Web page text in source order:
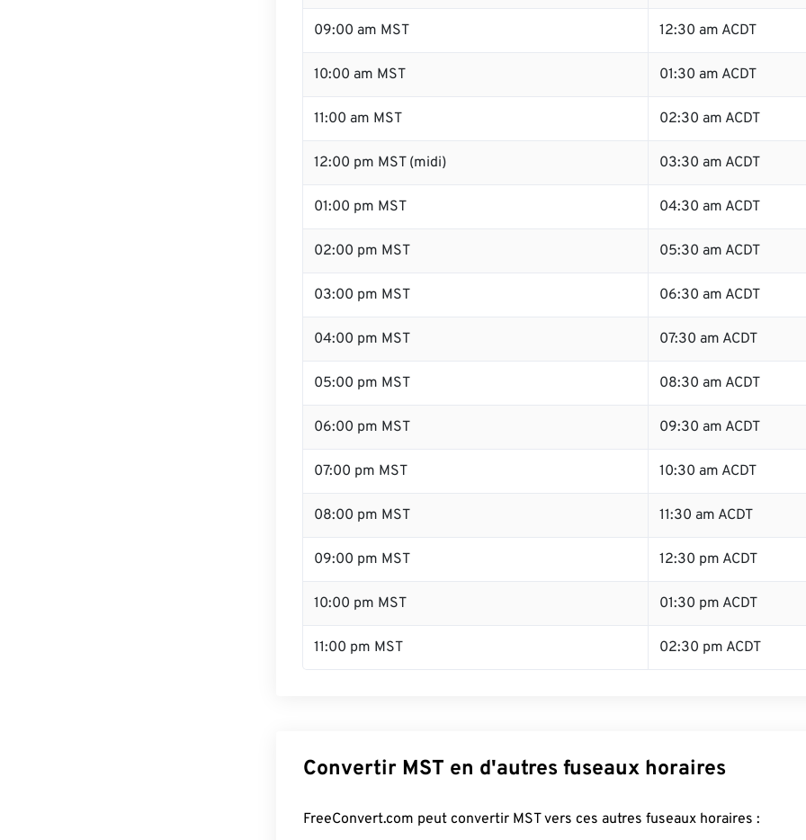
09:00 am MST 12:30 am ACDT
10:00 am MST 01:30 am ACDT
11:00 am MST 02:30 am ACDT
12:00 pm MST (midi) 03:30 am ACDT
01:00 pm MST 04:30 am ACDT
02:00 pm MST 05:30 am ACDT
03:00 pm MST 06:30 am ACDT
04:00 pm MST 07:30 am ACDT
05:00 pm MST 08:30 am ACDT
06:00 pm MST 09:30 am ACDT
07:00 pm MST 10:30 am ACDT
08:00 pm MST 11:30 am ACDT
09:00 pm MST 12:30 pm ACDT
10:00 pm MST 01:30 pm ACDT
11:00 pm MST 02:30 pm ACDT
Convertir MST en d'autres fuseaux horaires
FreeConvert.com peut convertir MST vers ces autres fuseaux horaires :